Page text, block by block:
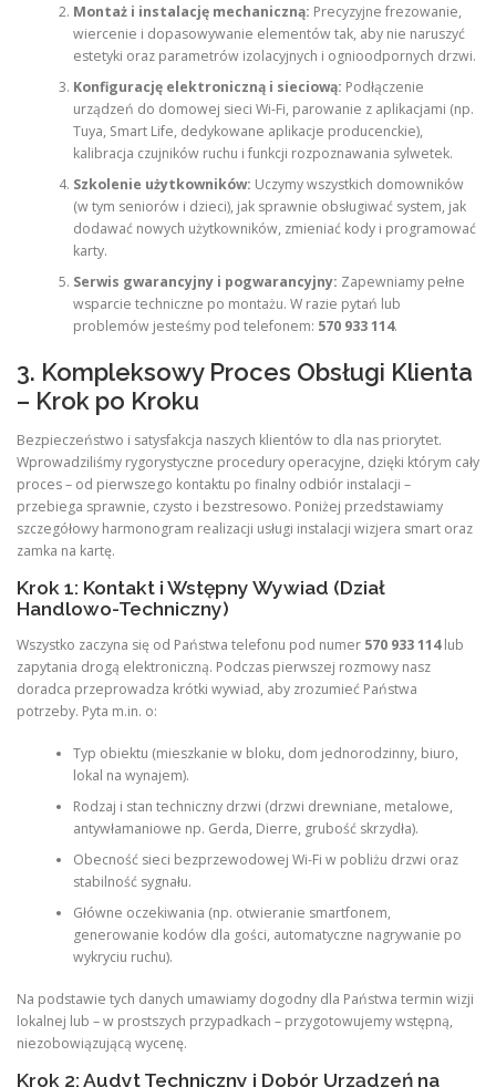
Montaż i instalację mechaniczną: Precyzyjne frezowanie,
wiercenie i dopasowywanie elementów tak, aby nie naruszyć
estetyki oraz parametrów izolacyjnych i ognioodpornych drzwi.
Konfigurację elektroniczną i sieciową: Podłączenie
urządzeń do domowej sieci Wi-Fi, parowanie z aplikacjami (np.
Tuya, Smart Life, dedykowane aplikacje producenckie),
kalibracja czujników ruchu i funkcji rozpoznawania sylwetek.
Szkolenie użytkowników: Uczymy wszystkich domowników
(w tym seniorów i dzieci), jak sprawnie obsługiwać system, jak
dodawać nowych użytkowników, zmieniać kody i programować
karty.
Serwis gwarancyjny i pogwarancyjny: Zapewniamy pełne
wsparcie techniczne po montażu. W razie pytań lub
problemów jesteśmy pod telefonem: 570 933 114.
3. Kompleksowy Proces Obsługi Klienta
– Krok po Kroku
Bezpieczeństwo i satysfakcja naszych klientów to dla nas priorytet.
Wprowadziliśmy rygorystyczne procedury operacyjne, dzięki którym cały
proces – od pierwszego kontaktu po finalny odbiór instalacji –
przebiega sprawnie, czysto i bezstresowo. Poniżej przedstawiamy
szczegółowy harmonogram realizacji usługi instalacji wizjera smart oraz
zamka na kartę.
Krok 1: Kontakt i Wstępny Wywiad (Dział
Handlowo-Techniczny)
Wszystko zaczyna się od Państwa telefonu pod numer 570 933 114lub
zapytania drogą elektroniczną. Podczas pierwszej rozmowy nasz
doradca przeprowadza krótki wywiad, aby zrozumieć Państwa
potrzeby. Pyta m.in. o:
Typ obiektu (mieszkanie w bloku, dom jednorodzinny, biuro,
lokal na wynajem).
Rodzaj i stan techniczny drzwi (drzwi drewniane, metalowe,
antywłamaniowe np. Gerda, Dierre, grubość skrzydła).
Obecność sieci bezprzewodowej Wi-Fi w pobliżu drzwi oraz
stabilność sygnału.
Główne oczekiwania (np. otwieranie smartfonem,
generowanie kodów dla gości, automatyczne nagrywanie po
wykryciu ruchu).
Na podstawie tych danych umawiamy dogodny dla Państwa termin wizji
lokalnej lub – w prostszych przypadkach – przygotowujemy wstępną,
niezobowiązującą wycenę.
Krok 2: Audyt Techniczny i Dobór Urządzeń na